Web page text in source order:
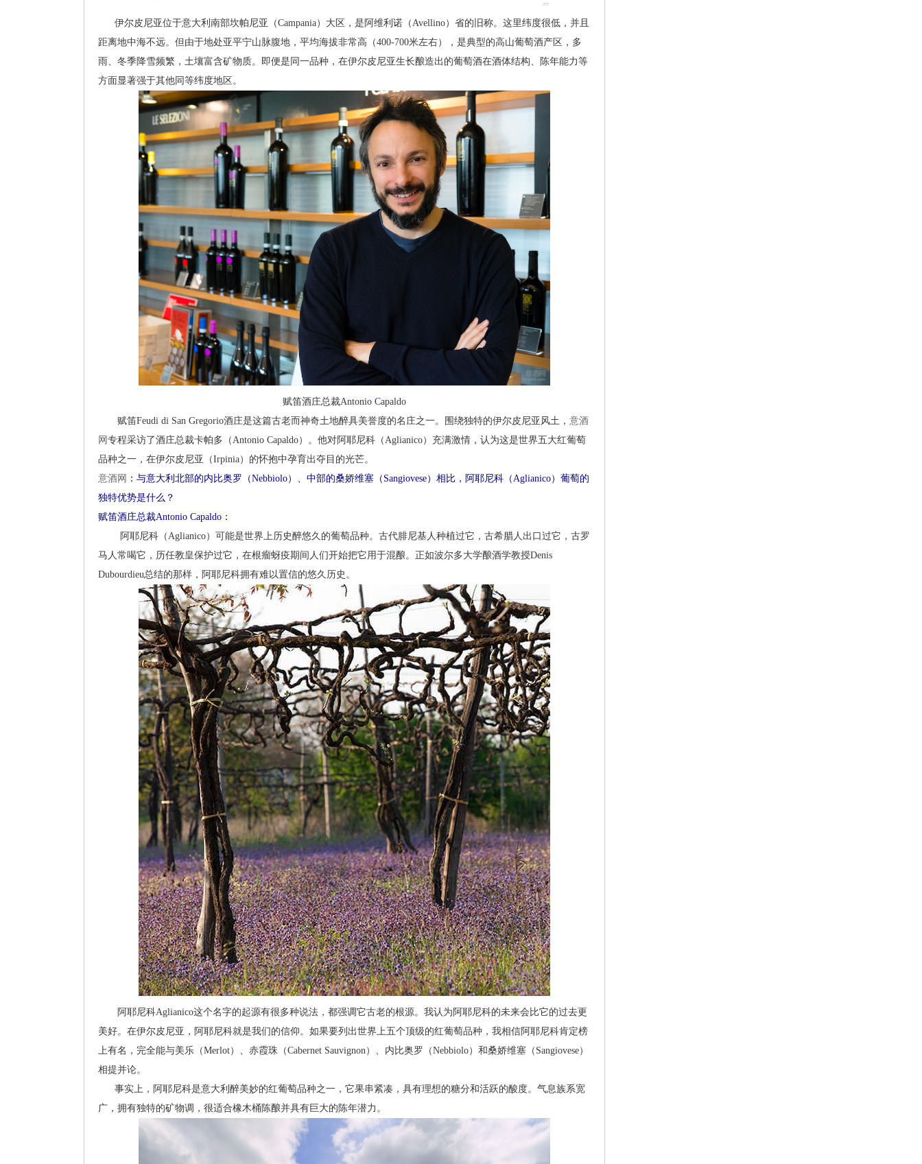
伊尔皮尼亚位于意大利南部坎帕尼亚（Campania）大区，是阿维利诺（Avellino）省的旧称。这里纬度很低，并且
距离地中海不远。但由于地处亚平宁山脉腹地，平均海拔非常高（400-700米左右），是典型的高山葡萄酒产区，多
雨、冬季降雪频繁，土壤富含矿物质。即便是同一品种，在伊尔皮尼亚生长酿造出的葡萄酒在酒体结构、陈年能力等
方面显著强于其他同等纬度地区。
赋笛酒庄总裁Antonio Capaldo
赋笛Feudi di San Gregorio酒庄是这篇古老而神奇土地醉具美誉度的名庄之一。围绕独特的伊尔皮尼亚风土， 意酒
网 专程采访了酒庄总裁卡帕多（Antonio Capaldo）。他对阿耶尼科（Aglianico）充满激情，认为这是世界五大红葡萄
品种之一，在伊尔皮尼亚（Irpinia）的怀抱中孕育出夺目的光芒。
意酒网 ：与意大利北部的内比奥罗（Nebbiolo）、中部的桑娇维塞（Sangiovese）相比，阿耶尼科（Aglianico）葡萄的
独特优势是什么？
赋笛酒庄总裁Antonio Capaldo：
阿耶尼科（Aglianico）可能是世界上历史醉悠久的葡萄品种。古代腓尼基人种植过它，古希腊人出口过它，古罗
马人常喝它，历任教皇保护过它，在根瘤蚜疫期间人们开始把它用于混酿。正如波尔多大学酿酒学教授Denis
Dubourdieu总结的那样，阿耶尼科拥有难以置信的悠久历史。
阿耶尼科Aglianico这个名字的起源有很多种说法，都强调它古老的根源。我认为阿耶尼科的未来会比它的过去更
美好。在伊尔皮尼亚，阿耶尼科就是我们的信仰。如果要列出世界上五个顶级的红葡萄品种，我相信阿耶尼科肯定榜
上有名，完全能与美乐（Merlot）、赤霞珠（Cabernet Sauvignon）、内比奥罗（Nebbiolo）和桑娇维塞（Sangiovese）
相提并论。
事实上，阿耶尼科是意大利醉美妙的红葡萄品种之一，它果串紧凑，具有理想的糖分和活跃的酸度。气息族系宽
广，拥有独特的矿物调，很适合橡木桶陈酿并具有巨大的陈年潜力。